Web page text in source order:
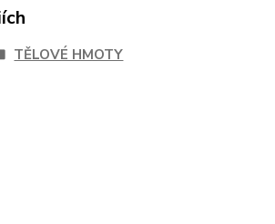
TĚLOVÉ HMOTY